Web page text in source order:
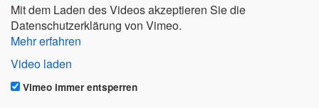
Mit dem Laden des Videos akzeptieren Sie die
Datenschutzerklärung von Vimeo.
Mehr erfahren
Video laden
Vimeo immer entsperren